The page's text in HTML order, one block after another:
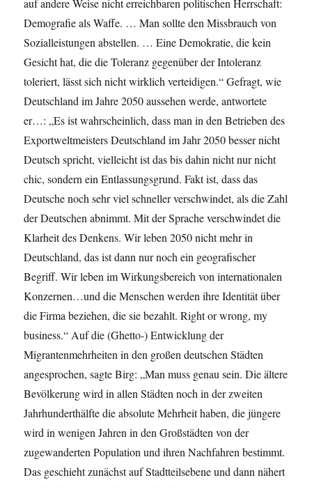
auf andere Weise nicht erreichbaren politischen Herrschaft:
Demografie als Waffe. … Man sollte den Missbrauch von
Sozialleistungen abstellen. … Eine Demokratie, die kein
Gesicht hat, die die Toleranz gegenüber der Intoleranz
toleriert, lässt sich nicht wirklich verteidigen.“ Gefragt, wie
Deutschland im Jahre 2050 aussehen werde, antwortete
er…: „Es ist wahrscheinlich, dass man in den Betrieben des
Exportweltmeisters Deutschland im Jahr 2050 besser nicht
Deutsch spricht, vielleicht ist das bis dahin nicht nur nicht
chic, sondern ein Entlassungsgrund. Fakt ist, dass das
Deutsche noch sehr viel schneller verschwindet, als die Zahl
der Deutschen abnimmt. Mit der Sprache verschwindet die
Klarheit des Denkens. Wir leben 2050 nicht mehr in
Deutschland, das ist dann nur noch ein geografischer
Begriff. Wir leben im Wirkungsbereich von internationalen
Konzernen…und die Menschen werden ihre Identität über
die Firma beziehen, die sie bezahlt. Right or wrong, my
business.“ Auf die (Ghetto-) Entwicklung der
Migrantenmehrheiten in den großen deutschen Städten
angesprochen, sagte Birg: „Man muss genau sein. Die ältere
Bevölkerung wird in allen Städten noch in der zweiten
Jahrhunderthälfte die absolute Mehrheit haben, die jüngere
wird in wenigen Jahren in den Großstädten von der
zugewanderten Population und ihren Nachfahren bestimmt.
Das geschieht zunächst auf Stadtteilsebene und dann nähert